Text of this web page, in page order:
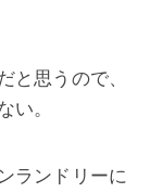
と思うので、
い。
ランドリーに